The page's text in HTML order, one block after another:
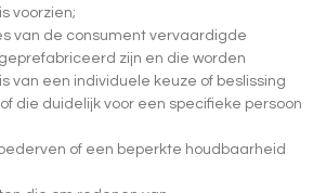
voorzien;
van de consument vervaardigde
zijn en die worden
van een individuele keuze of beslissing
die duidelijk voor een specifieke persoon
of een beperkte houdbaarheid